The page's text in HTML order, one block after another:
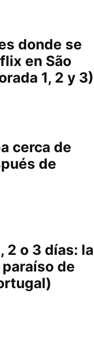
donde se
en São
1, 2 y 3)
cerca de
de
2 o 3 días: la
de